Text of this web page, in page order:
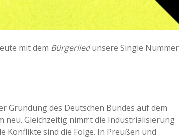
mit dem Bürgerliedunsere Single Nummer
Gründung des Deutschen Bundes auf dem
neu. Gleichzeitig nimmt die Industrialisierung
Konflikte sind die Folge. In Preußen und